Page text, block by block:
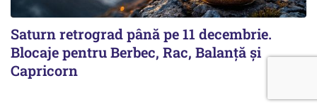
Saturn retrograd până pe 11 decembrie.
Blocaje pentru Berbec, Rac, Balanță și
Capricorn